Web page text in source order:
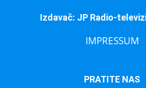
Izdavač: JP Radio-
IMPRESSUM
PRATITE NAS